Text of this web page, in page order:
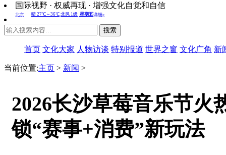
国际视野 · 权威再现 · 增强文化自觉和自信
搜索
首页 文化大家 人物访谈 特别报道 世界之窗 文化广角 新
当前位置:主页 > 新闻 >
2026长沙草莓音乐节火
锁“赛事+消费”新玩法